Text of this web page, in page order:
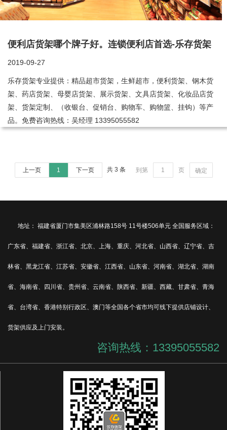
便利店货架哪个牌子好。连锁便利店首选-乐存货架
2019-09-27
乐存货架专业提供：精品超市货架，生鲜超市，便利货架、钢木货
架、药店货架、母婴店货架、展示货架、文具店货架、化妆品店货
架、货架定制、（收银台、促销台、购物车、购物篮、挂钩）等产
品。免费咨询热线：吴经理 13395055582
上一页 1 下一页 共 3 条 到第 页 确定
地址： 福建省厦门市集美区浦林路158号 11号楼506单元 全国服务区域：
广东省、福建省、浙江省、北京、上海、重庆、河北省、山西省、辽宁省、吉
林省、黑龙江省、江苏省、安徽省、江西省、山东省、河南省、湖北省、湖南
省、海南省、四川省、贵州省、云南省、陕西省、新疆、西藏、甘肃省、青海
省、台湾省、香港特别行政区、澳门等全国各个省市均可线下提供店铺设计、
货架供应及上门安装。
咨询热线：13395055582